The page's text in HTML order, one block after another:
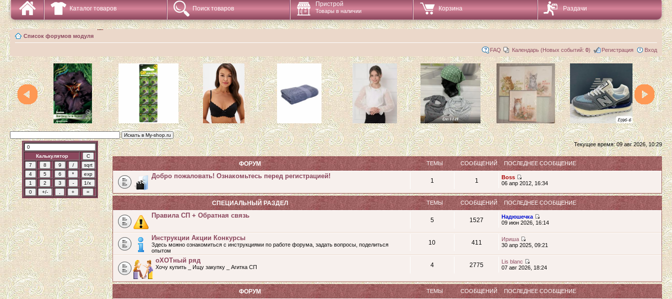
Каталог товаров Поиск товаров
Пристрой
Товары в наличии Корзина Раздачи
Список форумов модуля
FAQ Календарь (Новых событий: 0) Регистрация Вход
Калькулятор
Текущее время: 09 авг 2026, 10:29
ФОРУМ ТЕМЫ СООБЩЕНИЙ ПОСЛЕДНЕЕ СООБЩЕНИЕ
Добро пожаловать! Ознакомьтесь перед регистрацией!
1 1
Boss
06 апр 2012, 16:34
СПЕЦИАЛЬНЫЙ РАЗДЕЛ ТЕМЫ СООБЩЕНИЙ ПОСЛЕДНЕЕ СООБЩЕНИЕ
Правила СП + Обратная связь
5 1527
Надюшечка
09 июн 2026, 16:14
Инструкции Акции Конкурсы
Здесь можно ознакомиться с инструкциями по работе форума, задать вопросы, поделиться
опытом
10 411
Ириша
30 апр 2025, 09:21
оХОТный ряд
Хочу купить _ Ищу закупку _ Агитка СП 4 2775
Lis blanc
07 авг 2026, 18:24
ФОРУМ ТЕМЫ СООБЩЕНИЙ ПОСЛЕДНЕЕ СООБЩЕНИЕ